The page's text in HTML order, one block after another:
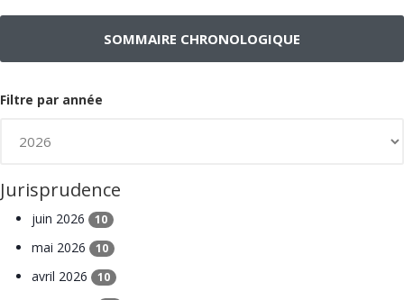
SOMMAIRE CHRONOLOGIQUE
Filtre par année
Jurisprudence
juin 2026 10
mai 2026 10
avril 2026 10